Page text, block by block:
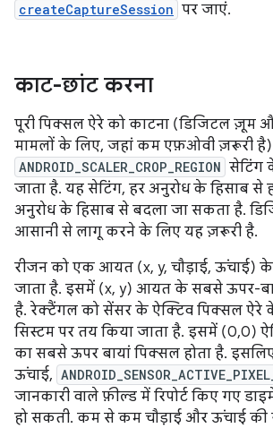
createCaptureSession पर जाएं.
काट-छांट करना
पूरी पिक्सल ऐरे को काटना (डिजिटल ज़ूम
मामलों के लिए, जहां कम एफ़ओवी ज़रूरी है)
ANDROID_SCALER_CROP_REGION सेटिंग
जाता है. यह सेटिंग, हर अनुरोध के हिसाब से
अनुरोध के हिसाब से बदला जा सकता है.
आसानी से लागू करने के लिए यह ज़रूरी है.
रीजन को एक आयत (x, y, चौड़ाई, ऊंचाई) के
जाता है. इसमें (x, y) आयत के सबसे ऊपर-
है. रेक्टैंगल को सेंसर के ऐक्टिव पिक्सल ऐरे
सिस्टम पर तय किया जाता है. इसमें (0,0)
का सबसे ऊपर बायां पिक्सल होता है.
ऊंचाई,
जानकारी वाले फ़ील्ड में रिपोर्ट किए गए
हो सकती. कम से कम चौड़ाई और ऊंचाई की